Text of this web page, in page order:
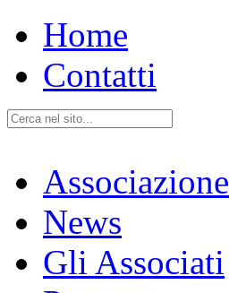
Home
Contatti
Associazione
News
Gli Associati